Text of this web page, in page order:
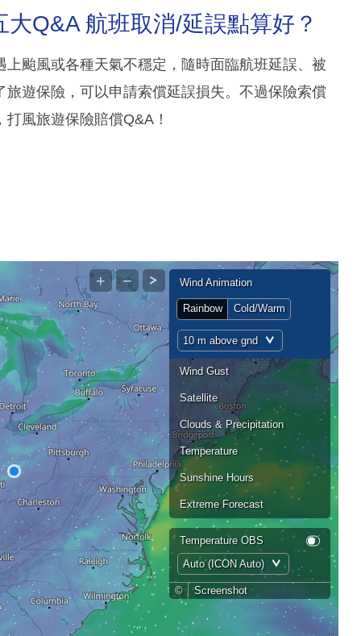
Q&A 航班取消/延誤點算好？
颱風或各種天氣不穩定，隨時面臨航班延誤、被
遊保險，可以申請索償延誤損失。不過保險索償
風旅遊保險賠償Q&A！